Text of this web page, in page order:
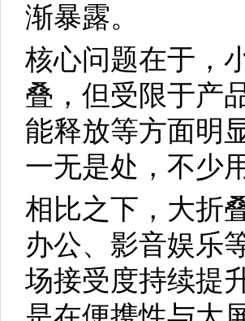
渐暴露。
核心问题在于，
叠，但受限于产
能释放等方面明
一无是处，不少
相比之下，大折
办公、影音娱乐
场接受度持续提